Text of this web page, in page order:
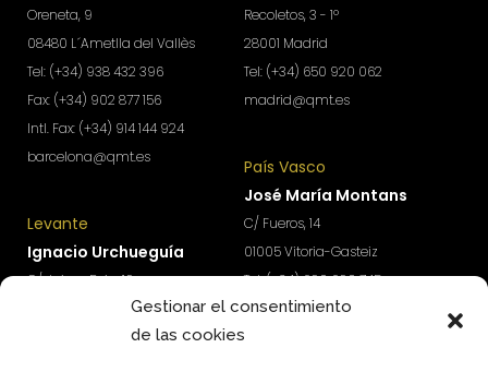
Gestionar el consentimiento
de las cookies
Oreneta, 9
08480 L´Ametlla del Vallès
Tel: (+34) 938 432 396
Fax: (+34) 902 877 156
Intl. Fax: (+34) 914 144 924
barcelona@qmt.es
Levante
Ignacio Urchueguía
C/ Jaime Roig, 19
Tel: (+34) 674 570 918
Recoletos, 3 - 1º
28001 Madrid
Tel: (+34) 650 920 062
madrid@qmt.es
País Vasco
José María Montans
C/ Fueros, 14
01005 Vitoria-Gasteiz
Tel: (+34) 690 690 745
paisvasco@qmt.es